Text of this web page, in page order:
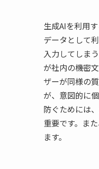
生成AIを利用
データとして
入力してしま
が社内の機密
ザーが同様の
が、意図的に
防ぐためには
重要です。ま
ます。